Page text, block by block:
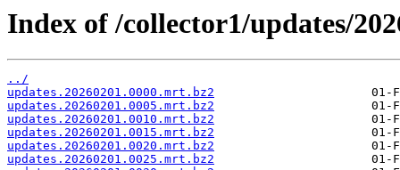
Index of /collector1/updates/
../
updates.20260201.0000.mrt.bz2
updates.20260201.0005.mrt.bz2
updates.20260201.0010.mrt.bz2
updates.20260201.0015.mrt.bz2
updates.20260201.0020.mrt.bz2
updates.20260201.0025.mrt.bz2